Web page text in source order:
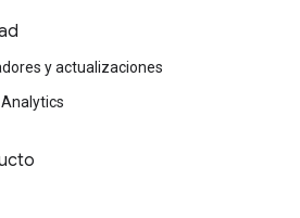
y actualizaciones